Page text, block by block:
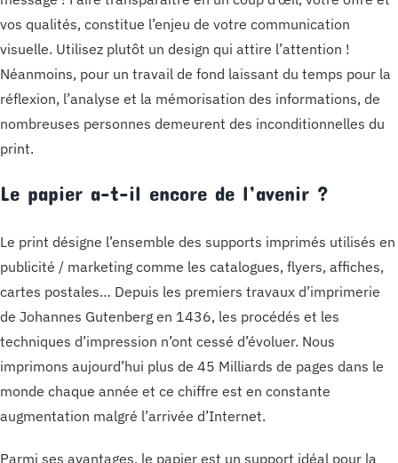
vos qualités, constitue l’enjeu de votre communication
visuelle. Utilisez plutôt un design qui attire l’attention !
Néanmoins, pour un travail de fond laissant du temps pour la
réflexion, l’analyse et la mémorisation des informations, de
nombreuses personnes demeurent des inconditionnelles du
print.
Le papier a-t-il encore de l’avenir ?
Le print désigne l’ensemble des supports imprimés utilisés en
publicité / marketing comme les catalogues, flyers, affiches,
cartes postales… Depuis les premiers travaux d’imprimerie
de Johannes Gutenberg en 1436, les procédés et les
techniques d’impression n’ont cessé d’évoluer. Nous
imprimons aujourd’hui plus de 45 Milliards de pages dans le
monde chaque année et ce chiffre est en constante
augmentation malgré l’arrivée d’Internet.
Parmi ses avantages, le papier est un support idéal pour la